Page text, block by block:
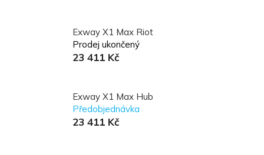
Exway X1 Max Riot
Prodej ukončený
23 411 Kč
Exway X1 Max Hub
Předobjednávka
23 411 Kč